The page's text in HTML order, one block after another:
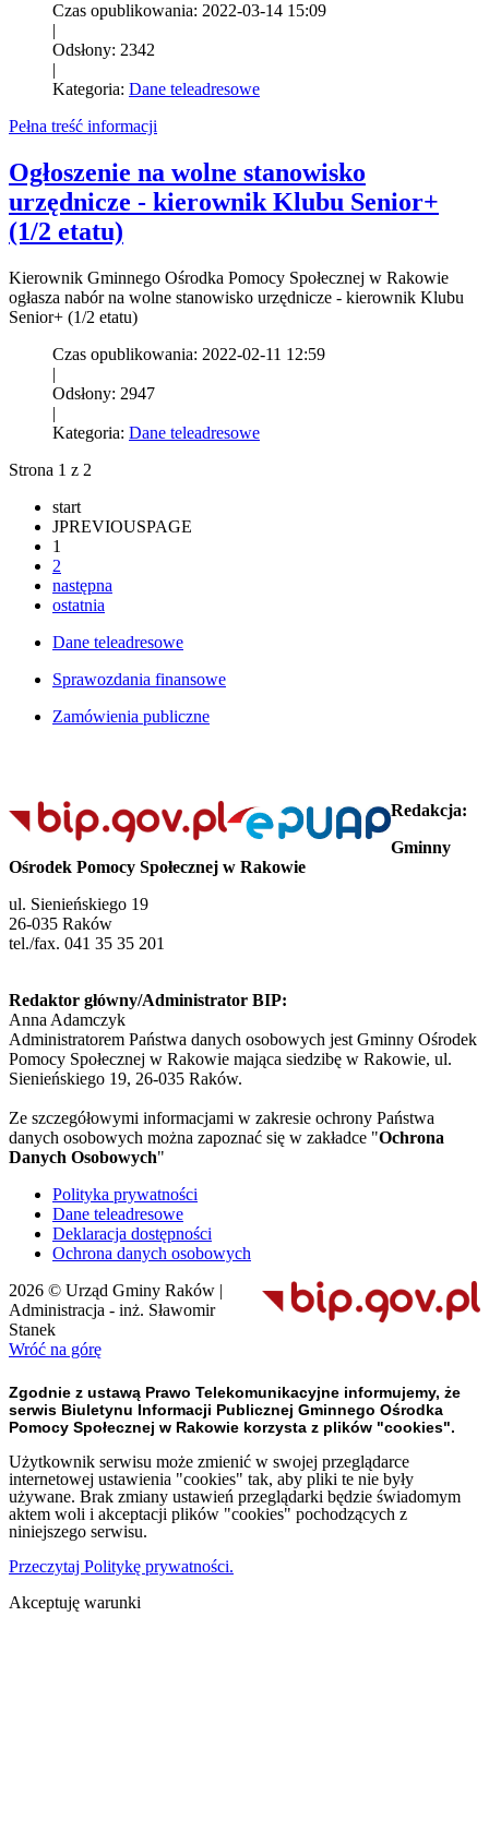
Czas opublikowania: 2022-03-14 15:09
|
Odsłony: 2342
|
Kategoria: Dane teleadresowe
Pełna treść informacji
Ogłoszenie na wolne stanowisko
urzędnicze - kierownik Klubu Senior+
(1/2 etatu)
Kierownik Gminnego Ośrodka Pomocy Społecznej w Rakowie
ogłasza nabór na wolne stanowisko urzędnicze - kierownik Klubu
Senior+ (1/2 etatu)
Czas opublikowania: 2022-02-11 12:59
|
Odsłony: 2947
|
Kategoria: Dane teleadresowe
Strona 1 z 2
start
JPREVIOUSPAGE
1
2
następna
ostatnia
Dane teleadresowe
Sprawozdania finansowe
Zamówienia publiczne
Redakcja:
Gminny
Ośrodek Pomocy Społecznej w Rakowie
ul. Sienieńskiego 19
26-035 Raków
tel./fax. 041 35 35 201
Redaktor główny/Administrator BIP:
Anna Adamczyk
Administratorem Państwa danych osobowych jest Gminny Ośrodek
Pomocy Społecznej w Rakowie mająca siedzibę w Rakowie, ul.
Sienieńskiego 19, 26-035 Raków.
Ze szczegółowymi informacjami w zakresie ochrony Państwa
danych osobowych można zapoznać się w zakładce "Ochrona
Danych Osobowych"
Polityka prywatności
Dane teleadresowe
Deklaracja dostępności
Ochrona danych osobowych
2026 © Urząd Gminy Raków |
Administracja - inż. Sławomir
Stanek
Wróć na górę
Zgodnie z ustawą Prawo Telekomunikacyjne informujemy, że
serwis Biuletynu Informacji Publicznej Gminnego Ośrodka
Pomocy Społecznej w Rakowie korzysta z plików "cookies".
Użytkownik serwisu może zmienić w swojej przeglądarce
internetowej ustawienia "cookies" tak, aby pliki te nie były
używane. Brak zmiany ustawień przeglądarki będzie świadomym
aktem woli i akceptacji plików "cookies" pochodzących z
niniejszego serwisu.
Przeczytaj Politykę prywatności.
Akceptuję warunki